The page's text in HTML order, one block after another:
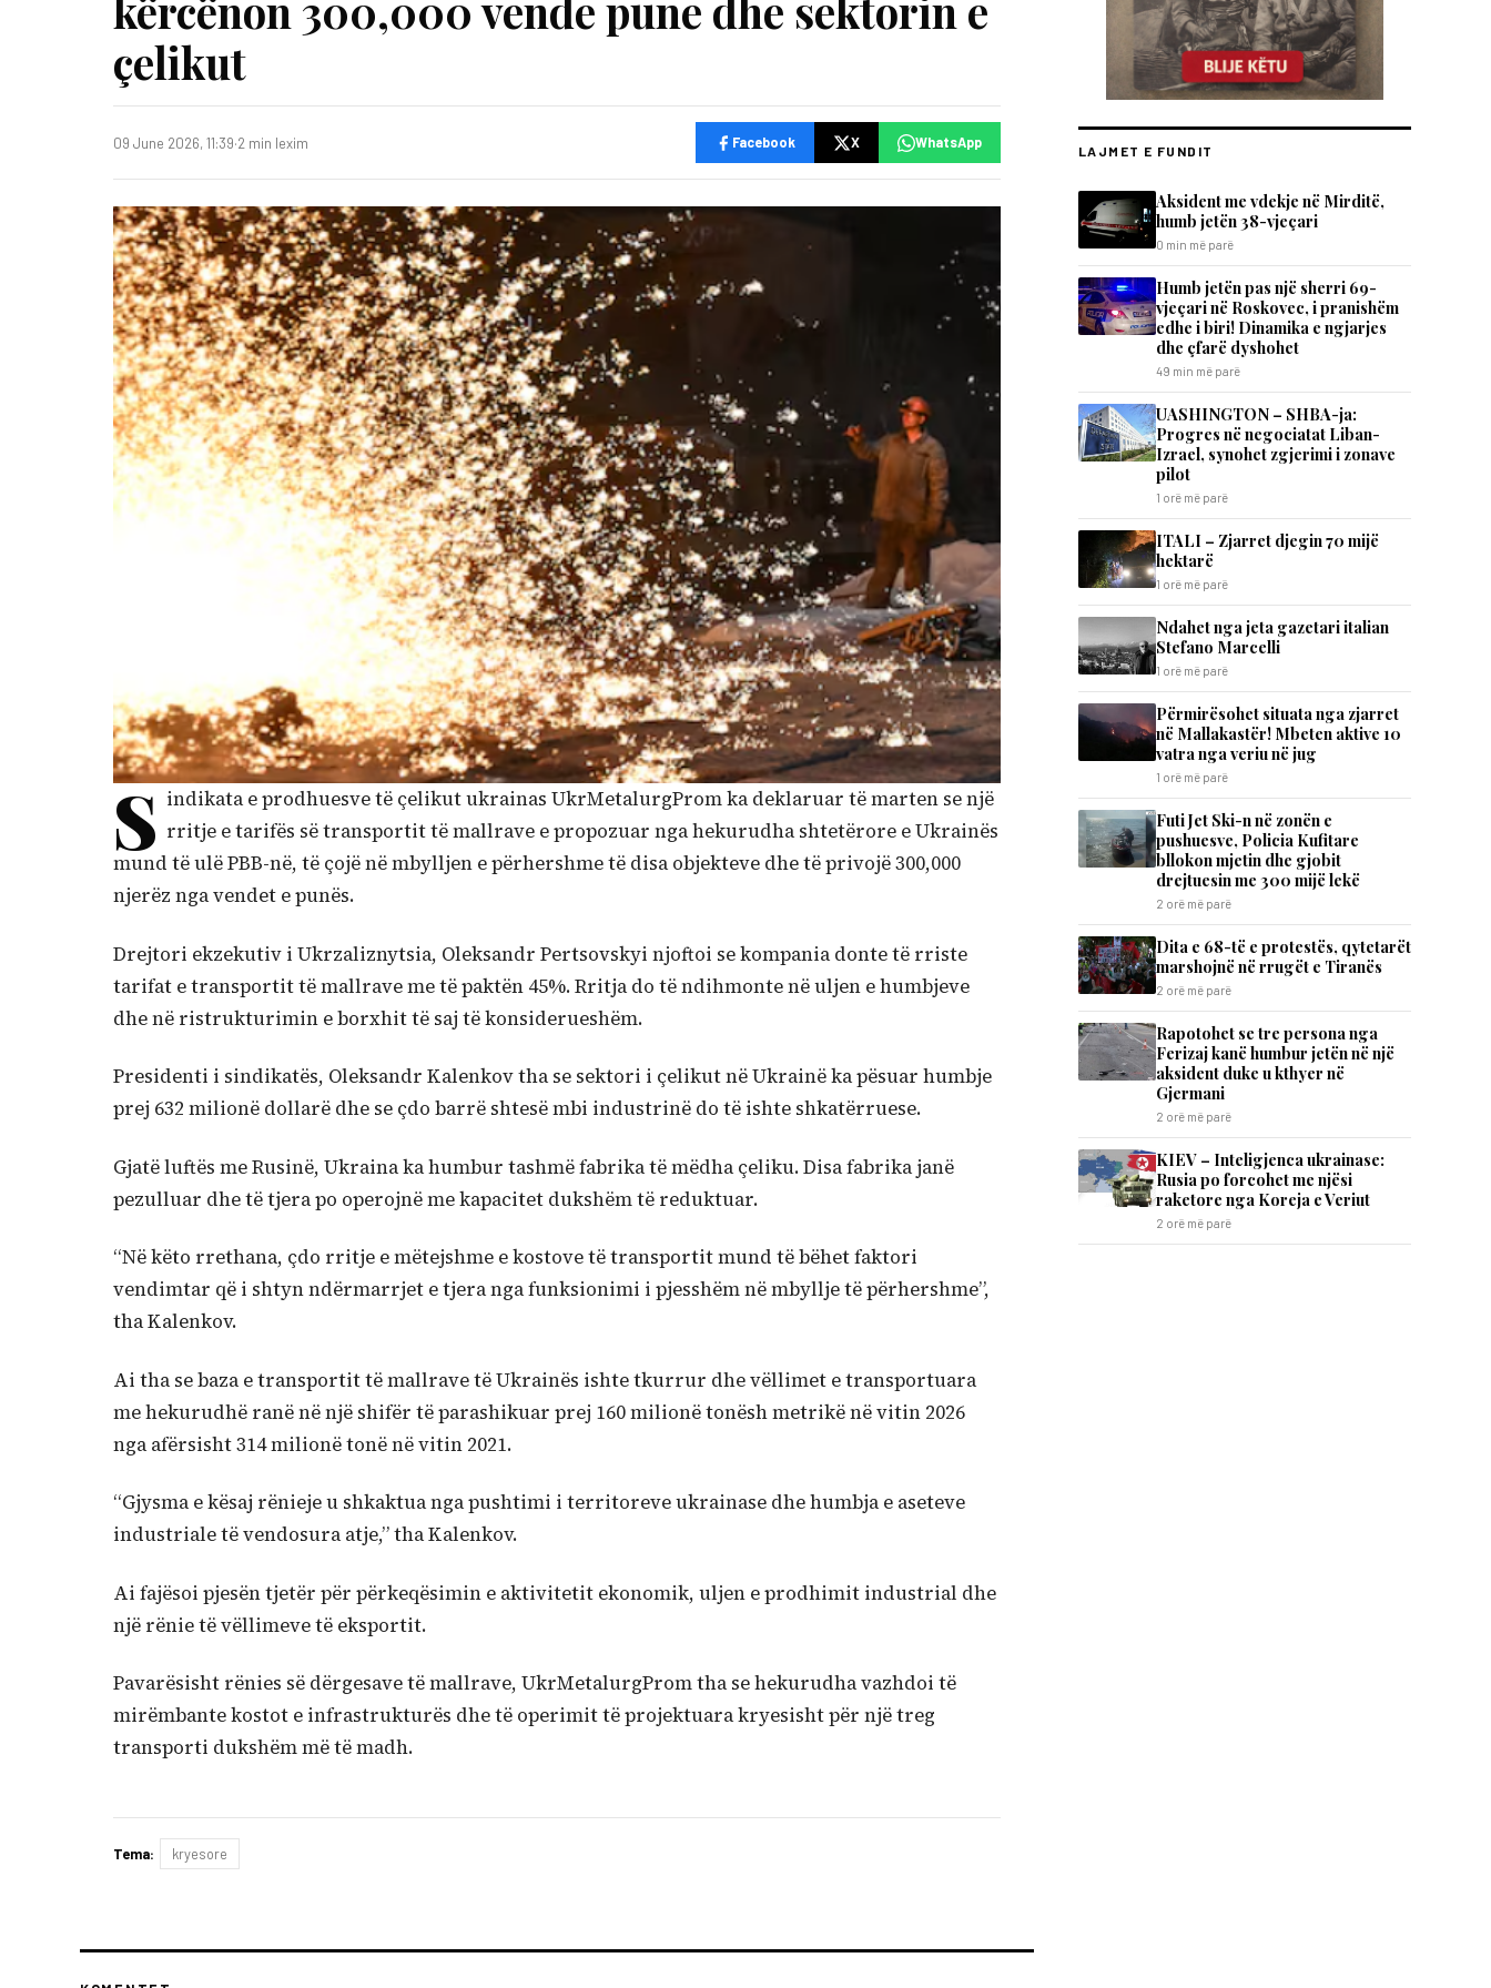
çelikut
09 June 2026, 11:39·2 min lexim Facebook X WhatsApp
S indikata e prodhuesve të çelikut ukrainas UkrMetalurgProm ka deklaruar të marten se një
rritje e tarifës së transportit të mallrave e propozuar nga hekurudha shtetërore e Ukrainës
mund të ulë PBB-në, të çojë në mbylljen e përhershme të disa objekteve dhe të privojë 300,000
njerëz nga vendet e punës.
Drejtori ekzekutiv i Ukrzaliznytsia, Oleksandr Pertsovskyi njoftoi se kompania donte të rriste
tarifat e transportit të mallrave me të paktën 45%. Rritja do të ndihmonte në uljen e humbjeve
dhe në ristrukturimin e borxhit të saj të konsiderueshëm.
Presidenti i sindikatës, Oleksandr Kalenkov tha se sektori i çelikut në Ukrainë ka pësuar humbje
prej 632 milionë dollarë dhe se çdo barrë shtesë mbi industrinë do të ishte shkatërruese.
Gjatë luftës me Rusinë, Ukraina ka humbur tashmë fabrika të mëdha çeliku. Disa fabrika janë
pezulluar dhe të tjera po operojnë me kapacitet dukshëm të reduktuar.
“Në këto rrethana, çdo rritje e mëtejshme e kostove të transportit mund të bëhet faktori
vendimtar që i shtyn ndërmarrjet e tjera nga funksionimi i pjesshëm në mbyllje të përhershme”,
tha Kalenkov.
Ai tha se baza e transportit të mallrave të Ukrainës ishte tkurrur dhe vëllimet e transportuara
me hekurudhë ranë në një shifër të parashikuar prej 160 milionë tonësh metrikë në vitin 2026
nga afërsisht 314 milionë tonë në vitin 2021.
“Gjysma e kësaj rënieje u shkaktua nga pushtimi i territoreve ukrainase dhe humbja e aseteve
industriale të vendosura atje,” tha Kalenkov.
Ai fajësoi pjesën tjetër për përkeqësimin e aktivitetit ekonomik, uljen e prodhimit industrial dhe
një rënie të vëllimeve të eksportit.
Pavarësisht rënies së dërgesave të mallrave, UkrMetalurgProm tha se hekurudha vazhdoi të
mirëmbante kostot e infrastrukturës dhe të operimit të projektuara kryesisht për një treg
transporti dukshëm më të madh.
Tema: kryesore
LAJMET E FUNDIT
Aksident me vdekje në Mirditë,
humb jetën 38-vjeçari
0 min më parë
Humb jetën pas një sherri 69-
vjeçari në Roskovec, i pranishëm
edhe i biri! Dinamika e ngjarjes
dhe çfarë dyshohet
49 min më parë
UASHINGTON – SHBA-ja:
Progres në negociatat Liban-
Izrael, synohet zgjerimi i zonave
pilot
1 orë më parë
ITALI – Zjarret djegin 70 mijë
hektarë
1 orë më parë
Ndahet nga jeta gazetari italian
Stefano Marcelli
1 orë më parë
Përmirësohet situata nga zjarret
në Mallakastër! Mbeten aktive 10
vatra nga veriu në jug
1 orë më parë
Futi Jet Ski-n në zonën e
pushuesve, Policia Kufitare
bllokon mjetin dhe gjobit
drejtuesin me 300 mijë lekë
2 orë më parë
Dita e 68-të e protestës, qytetarët
marshojnë në rrugët e Tiranës
2 orë më parë
Rapotohet se tre persona nga
Ferizaj kanë humbur jetën në një
aksident duke u kthyer në
Gjermani
2 orë më parë
KIEV – Inteligjenca ukrainase:
Rusia po forcohet me njësi
raketore nga Koreja e Veriut
2 orë më parë